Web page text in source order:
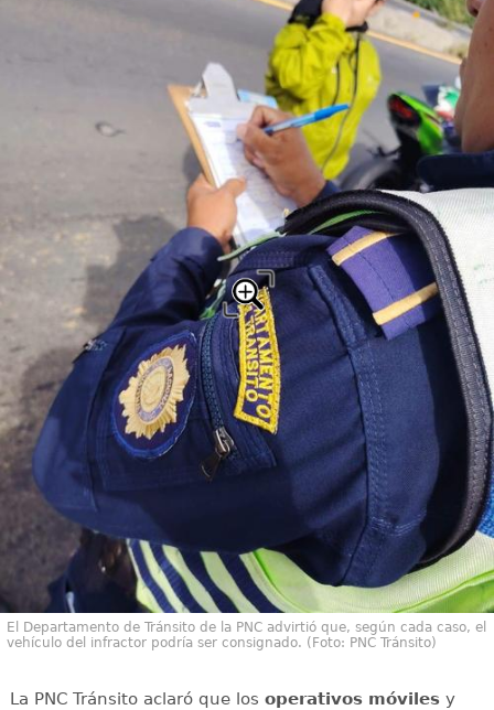
El Departamento de Tránsito de la PNC advirtió que, según cada caso, el
vehículo del infractor podría ser consignado. (Foto: PNC Tránsito)
La PNC Tránsito aclaró que los operativos móvilesy